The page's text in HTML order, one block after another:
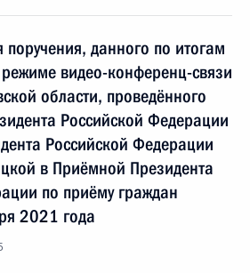
поручения, данного по итогам
видео-конференц-связи
области, проведённого
Российской Федерации
Российской Федерации
в Приёмной Президента
по приёму граждан
2021 года